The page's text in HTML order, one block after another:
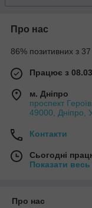
Про нас
86% позитивних з 37
Працює з
м. Дніпро
проспект
49000, Дніпро,
Контакти
Сьогодні
Показати
Про нас